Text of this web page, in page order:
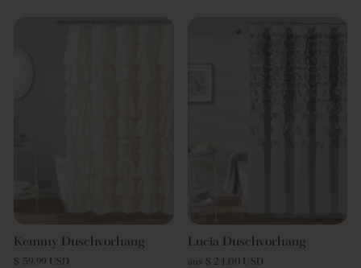
Kemmy Duschvorhang
$ 59.99 USD
Lucia Duschvorhang
aus $ 24.00 USD